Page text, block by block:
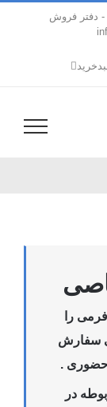
شماره های تماس : فروشگاه : ۸۸۸۳۶۲۰۸-021 - دفتر فروش
را
سفارش
حضوری .
در